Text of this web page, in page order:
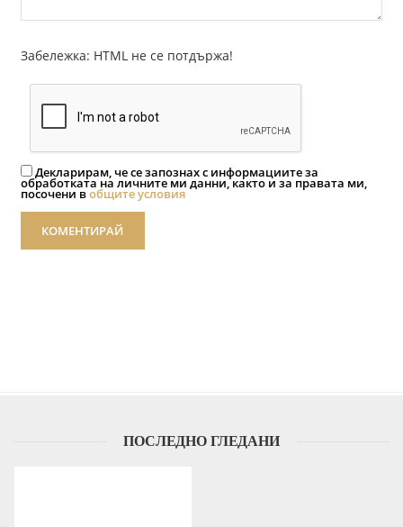
Забележка: HTML не се потдържа!
Декларирам, че се запознах с информациите за
обработката на личните ми данни, както и за правата ми,
посочени вобщите условия
КОМЕНТИРАЙ
ПОСЛЕДНО ГЛЕДАНИ